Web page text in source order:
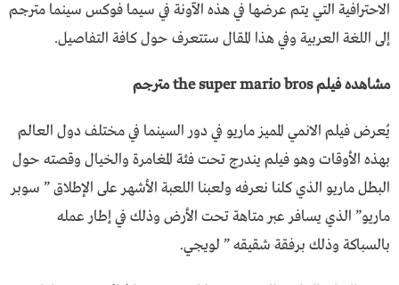
الاحترافية التي يتم عرضها في هذه الآونة في سيما فوكس سينما مترجم
إلى اللغة العربية وفي هذا المقال ستتعرف حول كافة التفاصيل.
مشاهده فيلم the super mario bros مترجم
يُعرض فيلم الانمي المميز ماريو في دور السينما في مختلف دول العالم
بهذه الأوقات وهو فيلم يندرج تحت فئة المغامرة والخيال وقصته حول
البطل ماريو الذي كلنا نعرفه ولعبنا اللعبة الأشهر على الإطلاق ” سوبر
ماريو” الذي يسافر عبر متاهة تحت الأرض وذلك في إطار عمله
بالسباكة وذلك برفقة شقيقه ” لويجي.